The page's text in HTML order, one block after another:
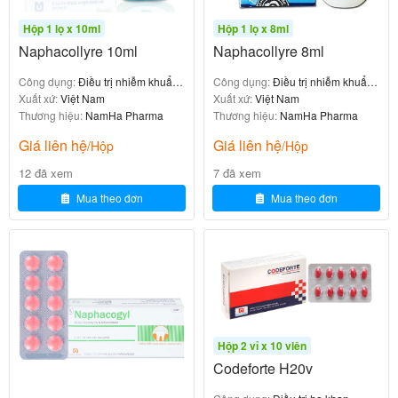
Người lớn (bổ sun
g dinh dưỡng)
½ đến 2 viên/ngày tùy trư
ờng hợp
Người lớn (điều tr
ị)
1-2 viên/lần x 3 lần/ngày t
ùy mức độ thiếu hụt
Lưu ý quan trọng
: Liều dùng trên chỉ mang tính chất
tham khảo. Liều dùng cụ thể tùy thuộc vào thể trạng,
độ tuổi và mức độ thiếu hụt kẽm của từng người. Để
sĩ hoặc dược sĩ
Xử lý khi quên liều
Nếu quên một liều:
Hộp 1 lọ x 10ml
Naphacollyre 10ml
Công dụng:Điều trị nhiễm khuẩn
ở mắt
Xuất xứ:Việt Nam
Thương hiệu: NamHa Pharma
Giá liên hệ/Hộp
12 đã xem
Mua theo đơn
Hộp 1 lọ x 8ml
Naphacollyre 8ml
Công dụng:Điều trị nhiễm khuẩn
ở mắt
Xuất xứ:Việt Nam
Thương hiệu: NamHa Pharma
Giá liên hệ/Hộp
7 đã xem
Mua theo đơn
Hộp 2 vỉ x 10 viên
Codeforte H20v